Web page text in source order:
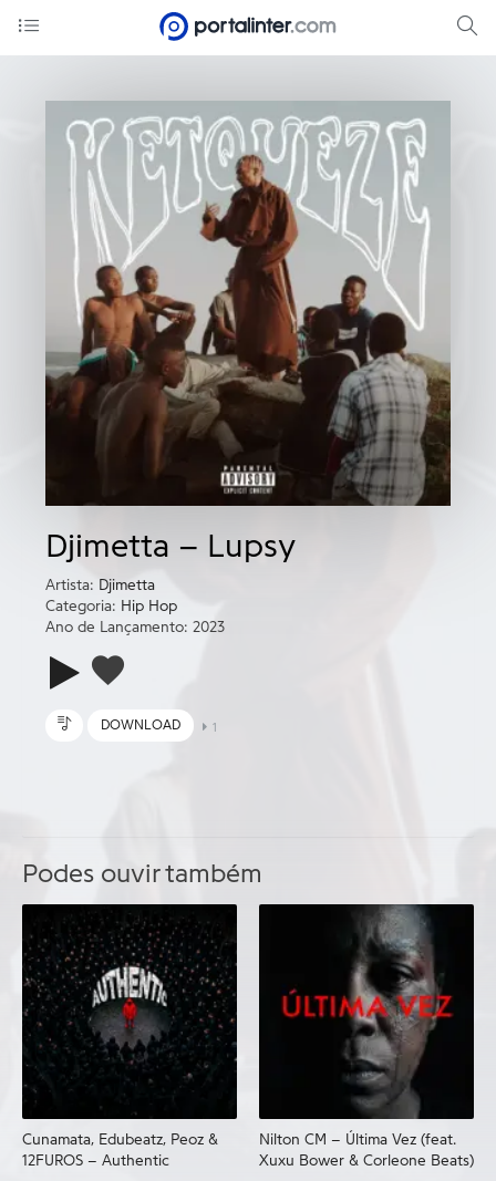
Djimetta – Lupsy
Artista: Djimetta
Categoria: Hip Hop
Ano de Lançamento: 2023
DOWNLOAD 1
Podes ouvir também
Cunamata, Edubeatz, Peoz &
12FUROS – Authentic
Nilton CM – Última Vez (feat.
Xuxu Bower & Corleone Beats)